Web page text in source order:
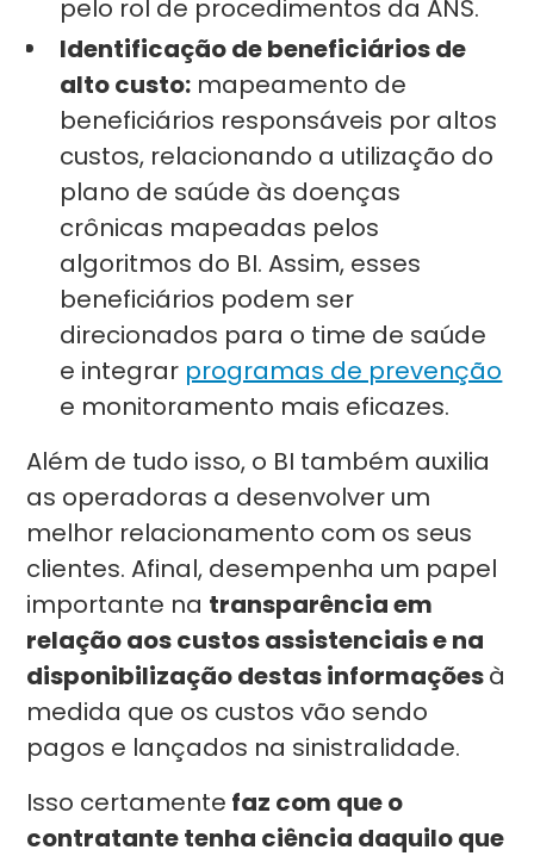
pelo rol de procedimentos da ANS.
Identificação de beneficiários de
alto custo: mapeamento de
beneficiários responsáveis por altos
custos, relacionando a utilização do
plano de saúde às doenças
crônicas mapeadas pelos
algoritmos do BI. Assim, esses
beneficiários podem ser
direcionados para o time de saúde
e integrar programas de prevenção
e monitoramento mais eficazes.
Além de tudo isso, o BI também auxilia
as operadoras a desenvolver um
melhor relacionamento com os seus
clientes. Afinal, desempenha um papel
importante na transparência em
relação aos custos assistenciais e na
disponibilização destas informaçõesà
medida que os custos vão sendo
pagos e lançados na sinistralidade.
Isso certamente faz com que o
contratante tenha ciência daquilo que